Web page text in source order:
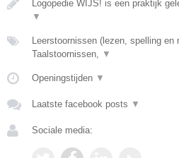
Logopedie WIJS! is een praktijk
▼
Leerstoornissen (lezen, spelling en
Taalstoornissen, ▼
Openingstijden ▼
Laatste facebook posts ▼
Sociale media: